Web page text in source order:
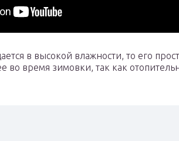
в высокой влажности, то его
во время зимовки, так как